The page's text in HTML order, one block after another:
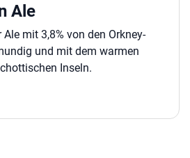
Ale
mit 3,8% von den Orkney-
und mit dem warmen
Inseln.